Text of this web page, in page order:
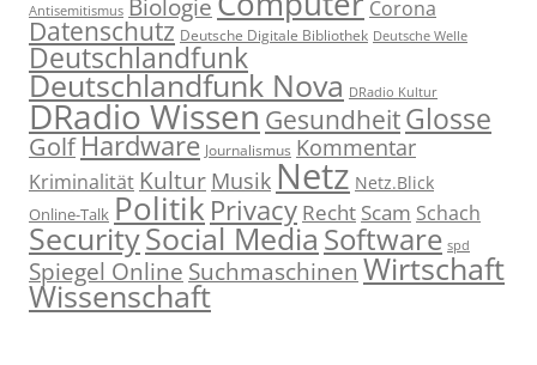
Antisemitismus Corona
Datenschutz Deutsche Digitale Bibliothek Deutsche Welle
Deutschlandfunk
Deutschlandfunk Nova DRadio Kultur
DRadio WissenGesundheitGlosse
GolfHardware Journalismus Kommentar
Kriminalität Kultur Musik Netz Netz.Blick
Online-Talk Politik Privacy Recht Scam Schach
SecuritySocial Media Software spd
Spiegel Online Suchmaschinen Wirtschaft
Wissenschaft